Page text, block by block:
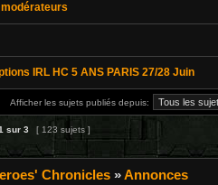
IRL HC 5 ANS PARIS 27/28 Juin
Afficher les sujets publiés depuis:
sur 3 [ 123 sujets ]
Chronicles »Annonces